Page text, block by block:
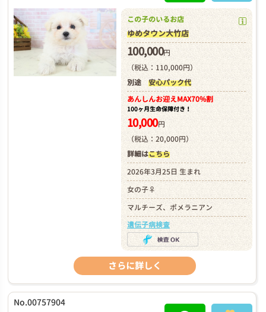
この子のいるお店
ゆめタウン大竹店
100,000円
（税込：110,000円）
別途 安心パック代
あんしんお迎えMAX70%割
100ヶ月生命保障付き！
10,000円
（税込：20,000円）
詳細はこちら
2026年3月25日 生まれ
女の子♀
マルチーズ、ポメラニアン
遺伝子病検査
さらに詳しく
No.00757904